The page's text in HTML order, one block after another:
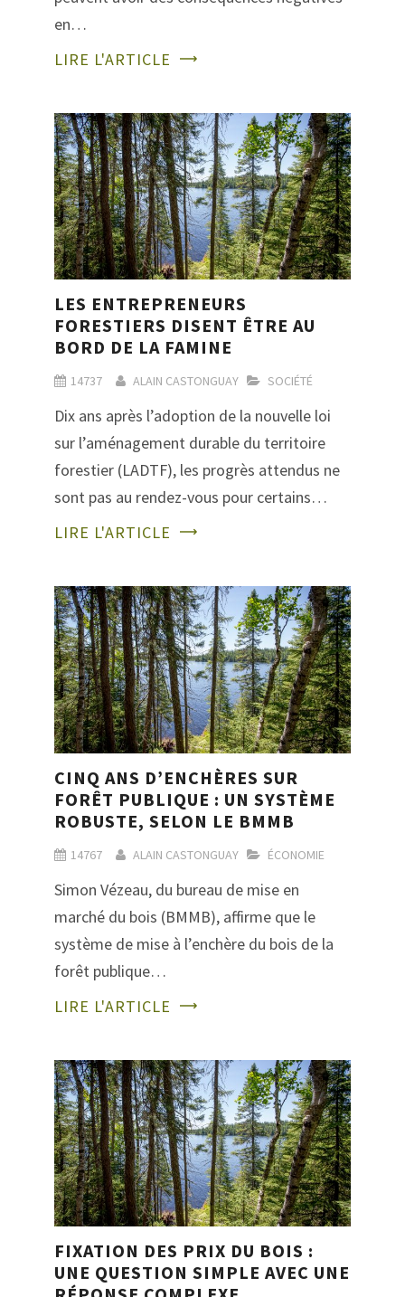
en…
LIRE L'ARTICLE
LES ENTREPRENEURS
FORESTIERS DISENT ÊTRE AU
BORD DE LA FAMINE
14737 ALAIN CASTONGUAY SOCIÉTÉ
Dix ans après l’adoption de la nouvelle loi
sur l’aménagement durable du territoire
forestier (LADTF), les progrès attendus ne
sont pas au rendez-vous pour certains…
LIRE L'ARTICLE
CINQ ANS D’ENCHÈRES SUR
FORÊT PUBLIQUE : UN SYSTÈME
ROBUSTE, SELON LE BMMB
14767 ALAIN CASTONGUAY ÉCONOMIE
Simon Vézeau, du bureau de mise en
marché du bois (BMMB), affirme que le
système de mise à l’enchère du bois de la
forêt publique…
LIRE L'ARTICLE
FIXATION DES PRIX DU BOIS :
UNE QUESTION SIMPLE AVEC UNE